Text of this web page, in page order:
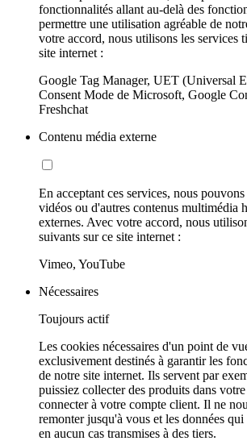
fonctionnalités allant au-delà des
permettre une utilisation agréable de
votre accord, nous utilisons les services
site internet :
Google Tag Manager, UET (Universal
Consent Mode de Microsoft, Google
Freshchat
Contenu média externe
En acceptant ces services, nous
vidéos ou d'autres contenus multimédia
externes. Avec votre accord, nous
suivants sur ce site internet :
Vimeo, YouTube
Nécessaires
Toujours actif
Les cookies nécessaires d'un point de
exclusivement destinés à garantir les
de notre site internet. Ils servent par
puissiez collecter des produits dans
connecter à votre compte client. Il ne
remonter jusqu'à vous et les données
en aucun cas transmises à des tiers.